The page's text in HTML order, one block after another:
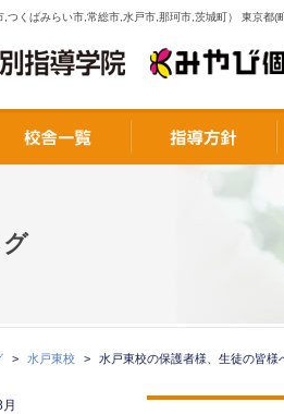
つくばみらい市,常総市,水戸市,那珂市,茨城町） 東京都(
> 水戸東校 > 水戸東校の保護者様、生徒の皆様